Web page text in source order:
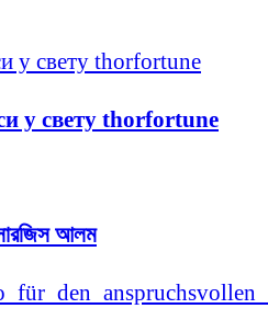
у свету thorfortune
সারজিস আলম